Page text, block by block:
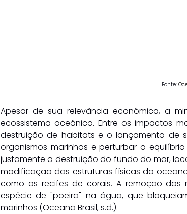
Fonte:
Apesar de sua relevância econômica, a
ecossistema oceânico. Entre os impactos
destruição de habitats e o lançamento de
organismos marinhos e perturbar o
justamente a destruição do fundo do mar,
modificação das estruturas físicas do
como os recifes de corais. A remoção dos
espécie de "poeira" na água, que
marinhos (Oceana Brasil, s.d.).